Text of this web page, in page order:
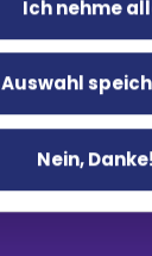
Ich nehme
Auswahl
Nein, Danke!